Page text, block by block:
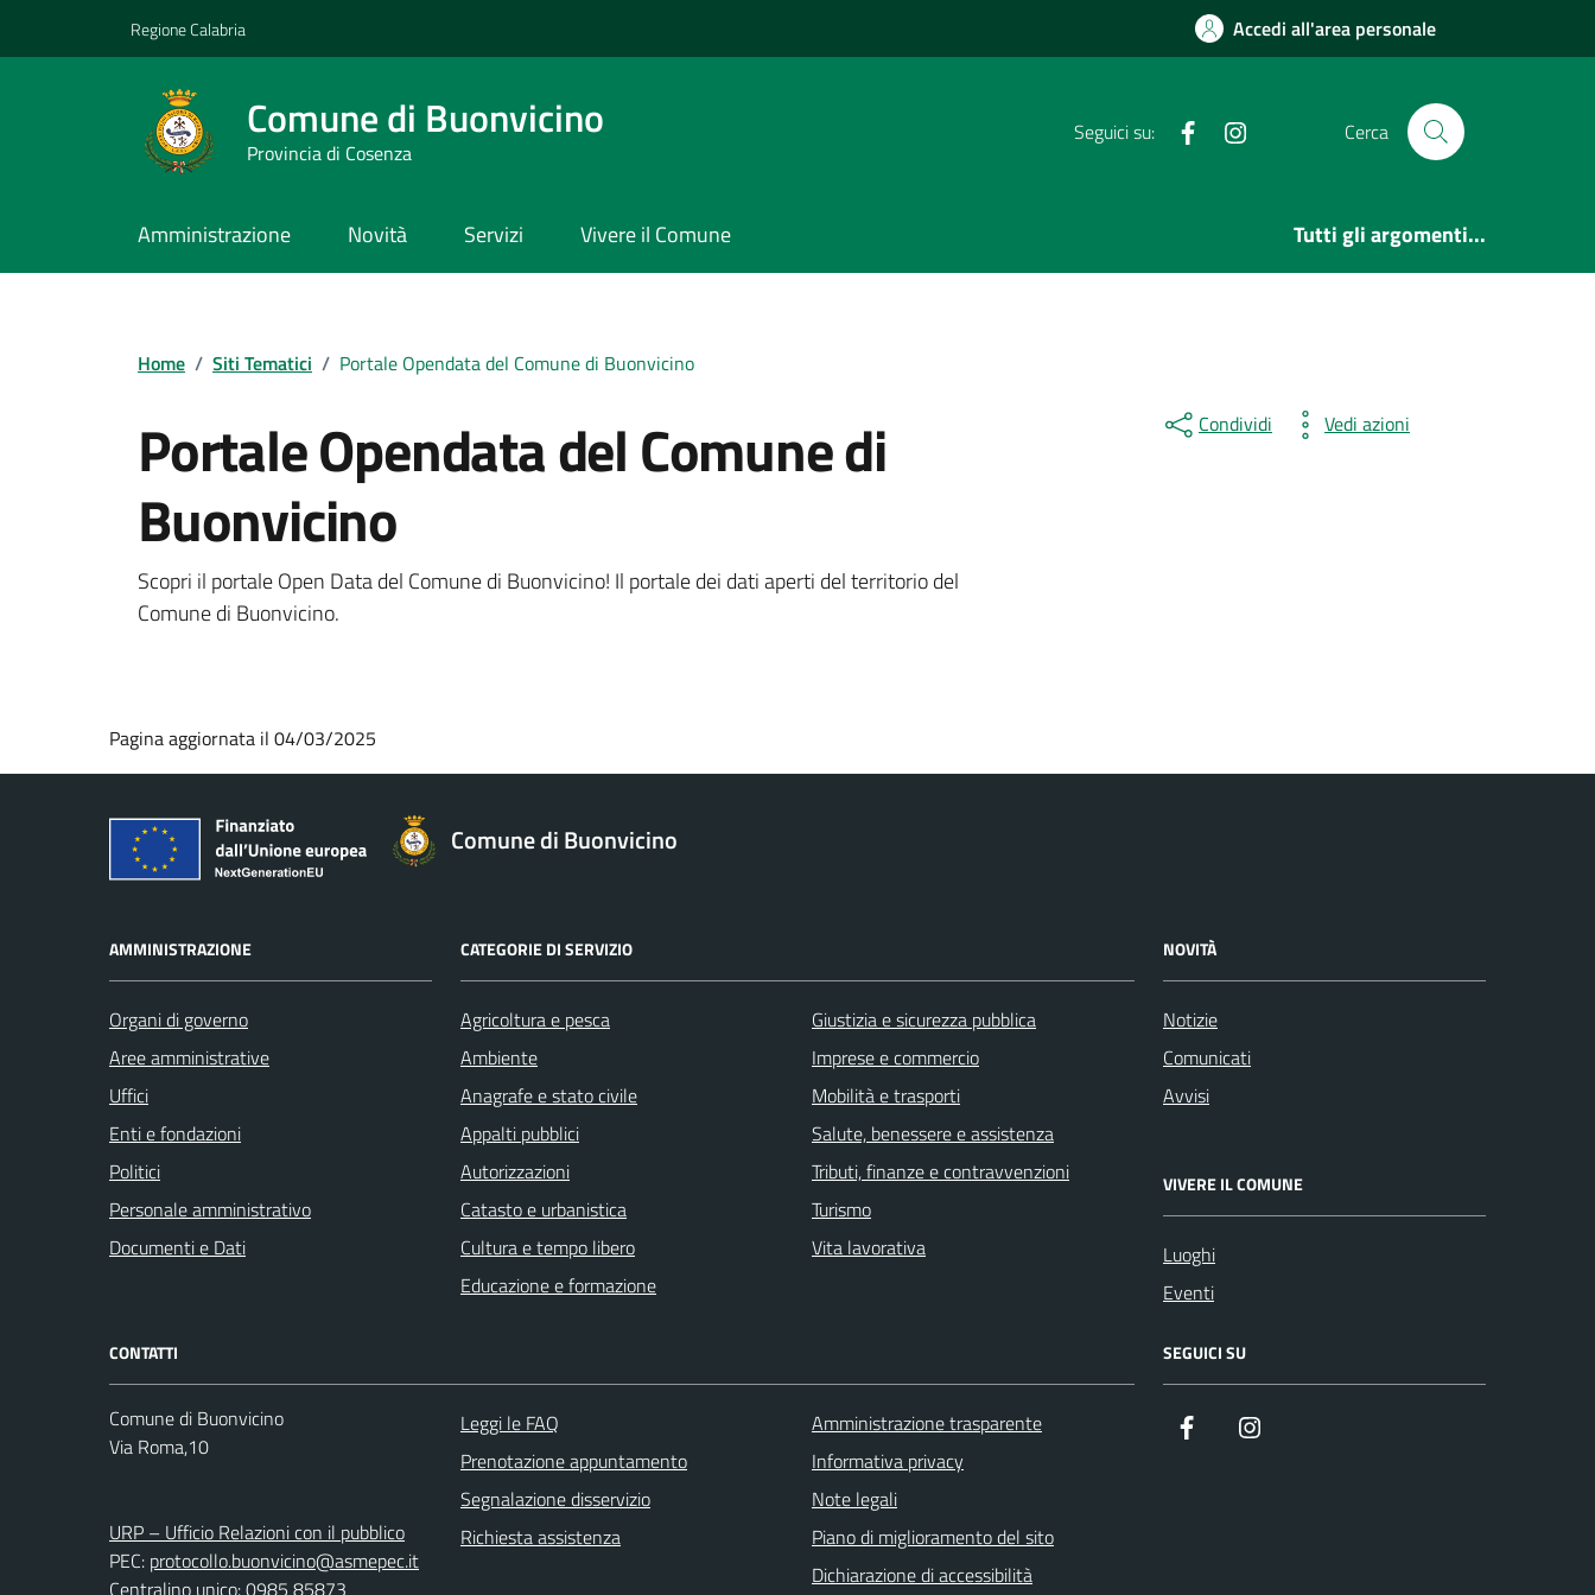
Regione Calabria Accedi all'area personale
Comune di Buonvicino
Provincia di Cosenza
Seguici su: Facebook Cerca
Amministrazione Novità Servizi Vivere il Comune Tutti gli argomenti...
Home / Siti Tematici / Portale Opendata del Comune di Buonvicino
Portale Opendata del Comune di
Buonvicino
Scopri il portale Open Data del Comune di Buonvicino! Il portale dei dati aperti del territorio del
Comune di Buonvicino.
Condividi Vedi azioni
Pagina aggiornata il 04/03/2025
Comune di Buonvicino
AMMINISTRAZIONE
Organi di governo
Aree amministrative
Uffici
Enti e fondazioni
Politici
Personale amministrativo
Documenti e Dati
CATEGORIE DI SERVIZIO
Agricoltura e pesca
Ambiente
Anagrafe e stato civile
Appalti pubblici
Autorizzazioni
Catasto e urbanistica
Cultura e tempo libero
Educazione e formazione
Giustizia e sicurezza pubblica
Imprese e commercio
Mobilità e trasporti
Salute, benessere e assistenza
Tributi, finanze e contravvenzioni
Turismo
Vita lavorativa
NOVITÀ
Notizie
Comunicati
Avvisi
VIVERE IL COMUNE
Luoghi
Eventi
CONTATTI
Comune di Buonvicino
Via Roma,10
URP – Ufficio Relazioni con il pubblico
PEC: protocollo.buonvicino@asmepec.it
Centralino unico: 0985 85873
Leggi le FAQ
Prenotazione appuntamento
Segnalazione disservizio
Richiesta assistenza
Amministrazione trasparente
Informativa privacy
Note legali
Piano di miglioramento del sito
Dichiarazione di accessibilità
SEGUICI SU
Facebook